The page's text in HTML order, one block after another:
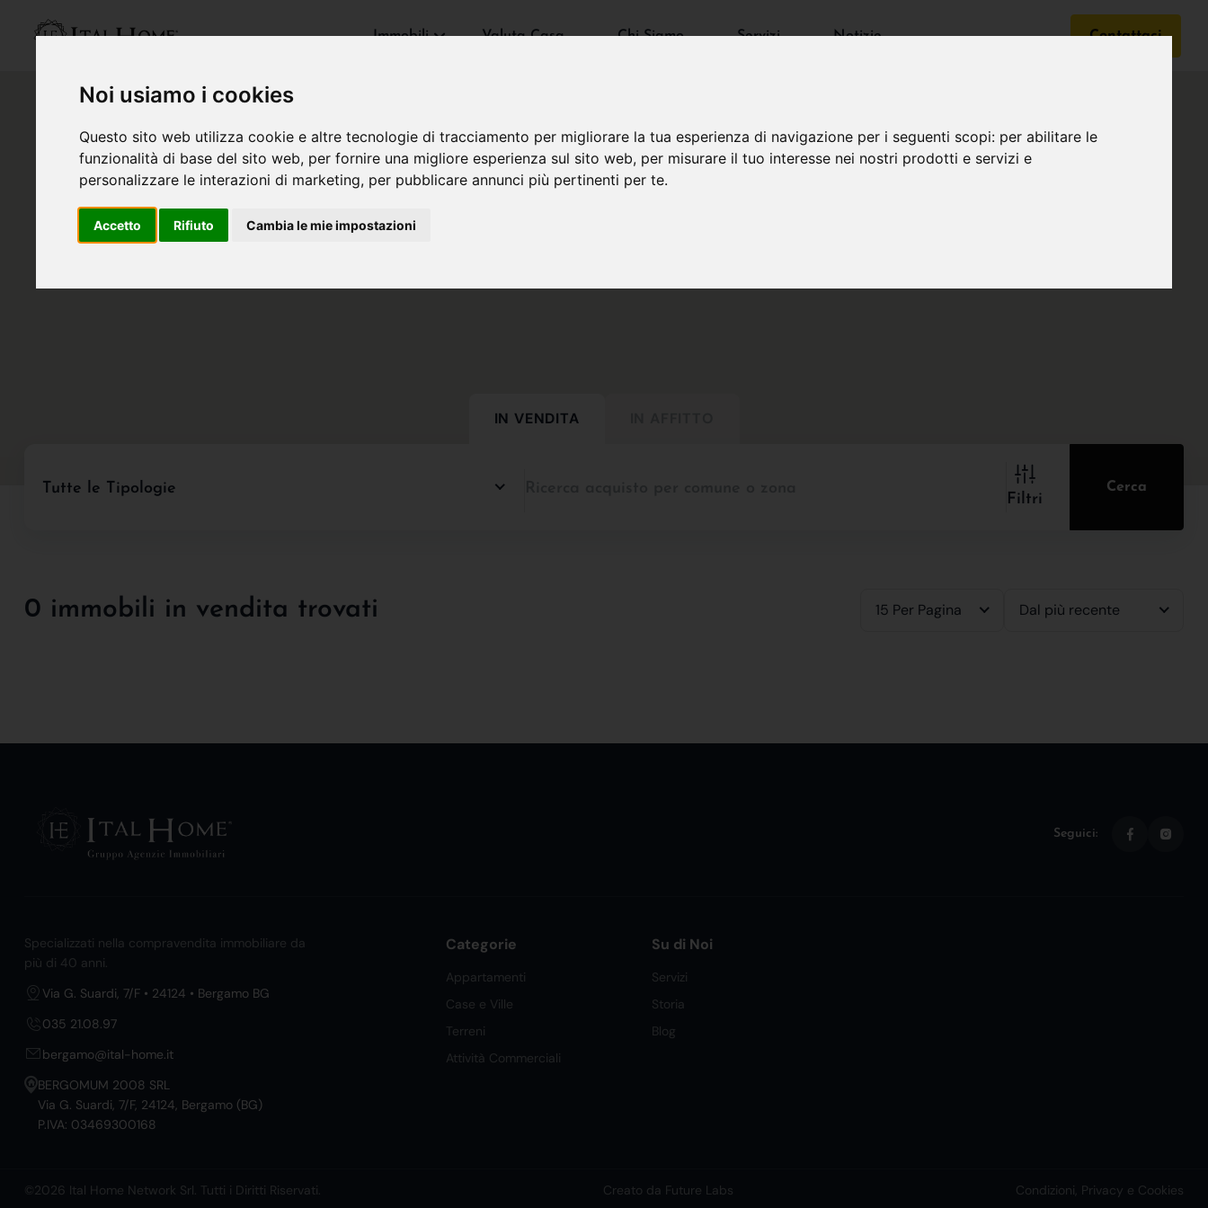
Noi usiamo i cookies
Questo sito web utilizza cookie e altre tecnologie di tracciamento per migliorare la tua esperienza di navigazione per i seguenti scopi: per abilitare le
funzionalità di base del sito web, per fornire una migliore esperienza sul sito web, per misurare il tuo interesse nei nostri prodotti e servizi e
personalizzare le interazioni di marketing, per pubblicare annunci più pertinenti per te.
Accetto Rifiuto Cambia le mie impostazioni
Immobili Valuta Casa Chi Siamo Servizi Notizie Contattaci
IN VENDITA
Tutte le Tipologie
Filtri
Cerca
0 immobili in vendita trovati 15 Per Pagina Dal più recente
Seguici:
Specializzati nella compravendita immobiliare da
più di 40 anni.
Via G. Suardi, 7/F • 24124 • Bergamo BG
035 21.08.97
bergamo@ital-home.it
BERGOMUM 2008 SRL
Via G. Suardi, 7/F, 24124, Bergamo (BG)
P.IVA: 03469300168
Categorie
Appartamenti
Case e Ville
Terreni
Attività Commerciali
Su di Noi
Servizi
Storia
Blog
©2026 Ital Home Network Srl. Tutti i Diritti Riservati. Creato da Future Labs Condizioni, Privacy e Cookies